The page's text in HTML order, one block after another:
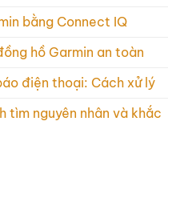
bằng Connect IQ
hồ Garmin an toàn
điện thoại: Cách xử lý
tìm nguyên nhân và khắc